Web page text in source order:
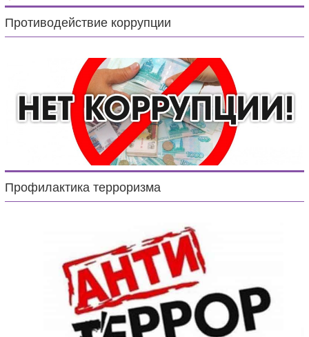
Противодействие коррупции
Профилактика терроризма